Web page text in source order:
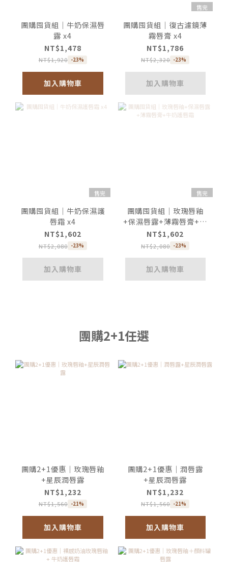
團購囤貨組｜牛奶保濕唇
露 x4
NT$1,478
NT$1,920 -23%
加入購物車
售完
團購囤貨組｜復古濾鏡薄
霧唇膏 x4
NT$1,786
NT$2,320 -23%
加入購物車
售完
團購囤貨組｜牛奶保濕護
唇霜 x4
NT$1,602
NT$2,080 -23%
加入購物車
售完
團購囤貨組｜玫瑰唇釉
+保濕唇露+薄霧唇膏+牛
奶護唇霜
NT$1,602
NT$2,080 -23%
加入購物車
團購2+1任選
團購2+1優惠｜玫瑰唇釉
+星辰潤唇露
NT$1,232
NT$1,560 -21%
加入購物車
團購2+1優惠｜潤唇露
+星辰潤唇露
NT$1,232
NT$1,560 -21%
加入購物車